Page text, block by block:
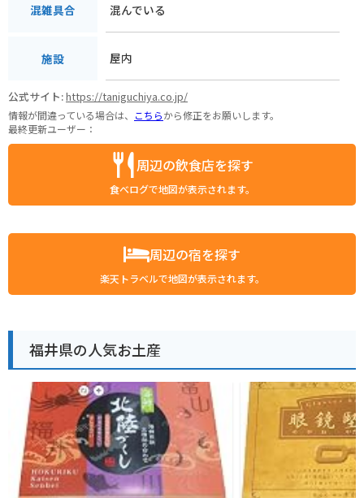
混雑具合 混んでいる
施設 屋内
公式サイト:https://taniguchiya.co.jp/
情報が間違っている場合は、 こちらから修正をお願いします。
最終更新ユーザー：
周辺の飲食店を探す
食べログで地図が表示されます。
周辺の宿を探す
楽天トラベルで地図が表示されます。
福井県の人気お土産